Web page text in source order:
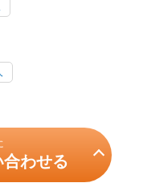
わせる